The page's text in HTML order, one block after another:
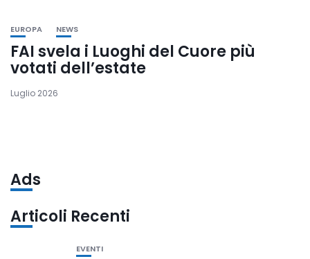
EUROPA NEWS
FAI svela i Luoghi del Cuore più
votati dell’estate
Luglio 2026
Ads
Articoli Recenti
EVENTI